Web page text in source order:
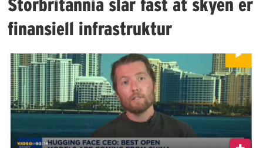
Storbritannia slår fast at skyen er
finansiell infrastruktur